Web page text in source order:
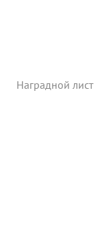
Зная всегда
влиял на
Наградной лист